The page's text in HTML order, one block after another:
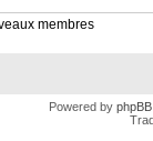
membres
Powered by phpBB